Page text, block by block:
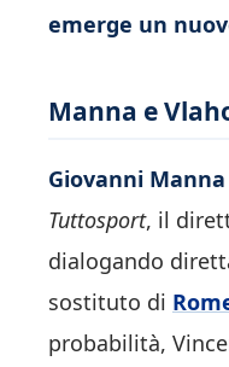
emerge un
Manna e
Giovanni
Tuttosport, il
dialogando
sostituto di
probabilità,